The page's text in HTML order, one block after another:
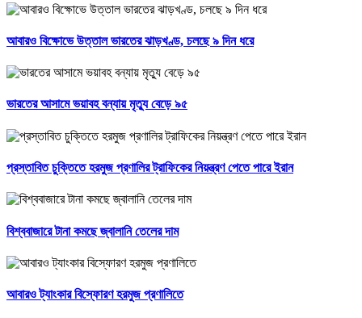
আবারও বিক্ষোভে উত্তাল ভারতের ঝাড়খণ্ড, চলছে ৯ দিন ধরে
ভারতের আসামে ভয়াবহ বন্যায় মৃত্যু বেড়ে ৯৫
প্রস্তাবিত চুক্তিতে হরমুজ প্রণালির ট্রাফিকের নিয়ন্ত্রণ পেতে পারে ইরান
বিশ্ববাজারে টানা কমছে জ্বালানি তেলের দাম
আবারও ট্যাংকার বিস্ফোরণ হরমুজ প্রণালিতে